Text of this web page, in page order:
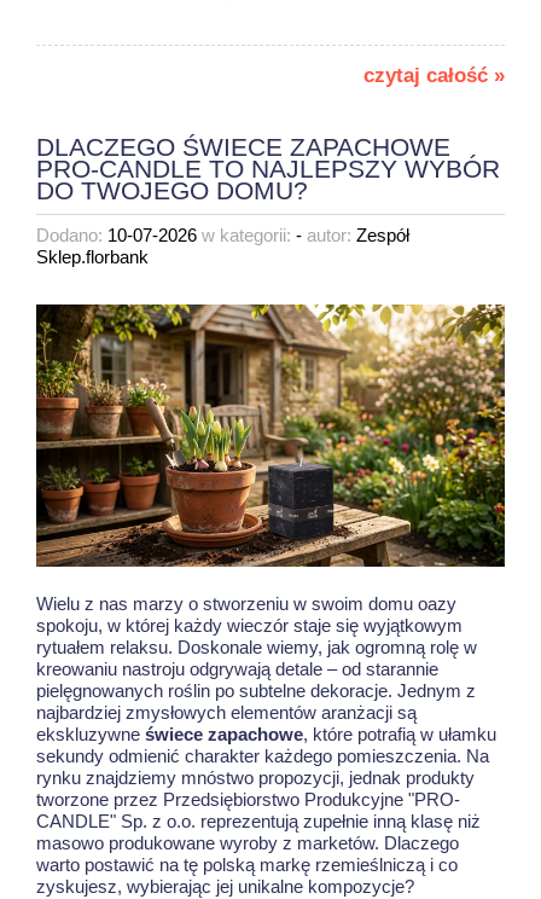
czytaj całość »
DLACZEGO ŚWIECE ZAPACHOWE
PRO-CANDLE TO NAJLEPSZY WYBÓR
DO TWOJEGO DOMU?
Dodano: 10-07-2026 w kategorii: - autor: Zespół
Sklep.florbank
Wielu z nas marzy o stworzeniu w swoim domu oazy
spokoju, w której każdy wieczór staje się wyjątkowym
rytuałem relaksu. Doskonale wiemy, jak ogromną rolę w
kreowaniu nastroju odgrywają detale – od starannie
pielęgnowanych roślin po subtelne dekoracje. Jednym z
najbardziej zmysłowych elementów aranżacji są
ekskluzywne świece zapachowe, które potrafią w ułamku
sekundy odmienić charakter każdego pomieszczenia. Na
rynku znajdziemy mnóstwo propozycji, jednak produkty
tworzone przez Przedsiębiorstwo Produkcyjne "PRO-
CANDLE" Sp. z o.o. reprezentują zupełnie inną klasę niż
masowo produkowane wyroby z marketów. Dlaczego
warto postawić na tę polską markę rzemieślniczą i co
zyskujesz, wybierając jej unikalne kompozycje?